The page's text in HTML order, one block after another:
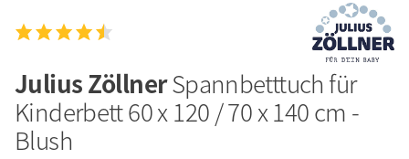
Julius ZöllnerSpannbetttuch für
Kinderbett 60 x 120 / 70 x 140 cm -
Blush